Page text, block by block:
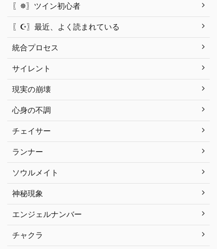
〖✵〗ツイン初心者
〖☪︎〗最近、よく読まれている
統合プロセス
サイレント
現実の崩壊
心身の不調
チェイサー
ランナー
ソウルメイト
神秘現象
エンジェルナンバー
チャクラ